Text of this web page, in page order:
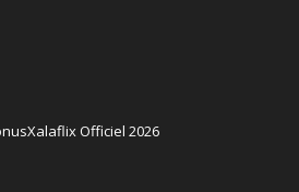
Xalaflix Officiel 2026